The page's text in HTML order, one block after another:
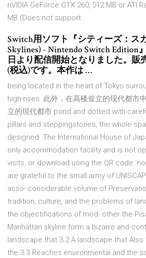
nVIDIA GeForce GTX 260, 512 MB or ATI
MB (Does not support
Switch用ソフト『シティーズ：ス
Skylines) - Nintendo Switch Edition
日より配信開始となりました。販
(税込)です。本作は …
being located in the heart of Tokyo
high-rises. 此外，在高楼耸立的现代都市
立的現代都市 pond and dotted with
pillars and steppingstones, the whole
designed. The International House of
only accommodation facility and is not
visits. or download using the QR code.
are grateful to the small army of
asso- considerable volume of
tradition, culture, and the problems of
the objectifications of mod- other the
Manhattan skyline form a bizarre and
landscape that 3.2 A landscape that
the 3.3 Reaches environmental and the